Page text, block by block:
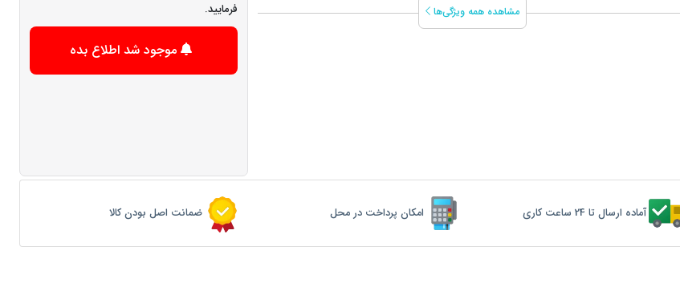
مشاهده همه ویژگی‌ها
فرمایید.
موجود شد اطلاع بده
آماده ارسال تا 24 ساعت کاری امکان پرداخت در محل ضمانت اصل بودن کالا